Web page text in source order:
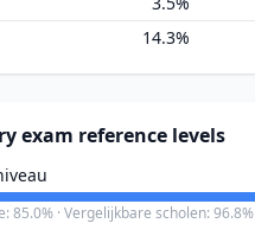
14.3%
exam reference levels
85.0% · Vergelijkbare scholen: 96.8%